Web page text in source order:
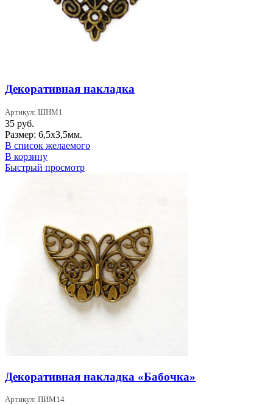
Декоративная накладка
Артикул: ШНМ1
35 руб.
Размер: 6,5х3,5мм.
В список желаемого
В корзину
Быстрый просмотр
Декоративная накладка «Бабочка»
Артикул: ПИМ14